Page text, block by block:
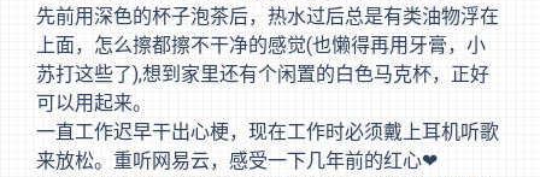
先前用深色的杯子泡茶后，热水过后总是有类油物浮在
上面，怎么擦都擦不干净的感觉(也懒得再用牙膏，小
苏打这些了),想到家里还有个闲置的白色马克杯，正好
可以用起来。
一直工作迟早干出心梗，现在工作时必须戴上耳机听歌
来放松。重听网易云，感受一下几年前的红心❤